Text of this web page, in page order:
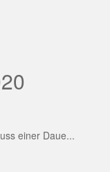
einer Daue...